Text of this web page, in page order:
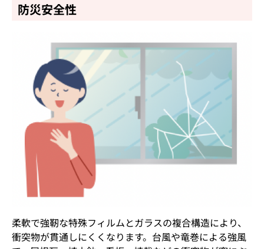
防災安全性
柔軟で強靭な特殊フィルムとガラスの複合構造により、
衝突物が貫通しにくくなります。台風や竜巻による強風